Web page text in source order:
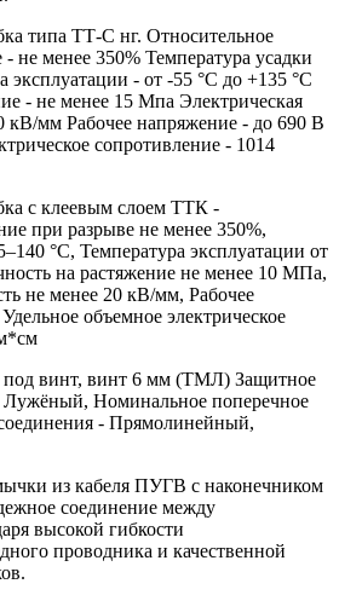
типа ТТ-С нг. Относительное
не менее 350% Температура усадки
эксплуатации - от -55 °C до +135 °C
- не менее 15 Мпа Электрическая
кВ/мм Рабочее напряжение - до 690 В
сопротивление - 1014
с клеевым слоем ТТК -
при разрыве не менее 350%,
°C, Температура эксплуатации от
на растяжение не менее 10 МПа,
не менее 20 кВ/мм, Рабочее
объемное электрическое
под винт, винт 6 мм (ТМЛ) Защитное
Лужёный, Номинальное поперечное
- Прямолинейный,
из кабеля ПУГВ с наконечником
соединение между
высокой гибкости
проводника и качественной